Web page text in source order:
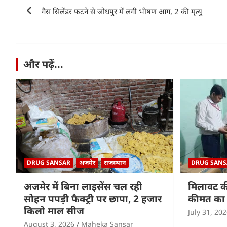
A
p
b
o
dI
navigation
गैस सिलेंडर फटने से जोधपुर में लगी भीषण आग, 2 की मृत्यु
और पढ़ें...
DRUG SANSAR अजमेर राजस्थान
अजमेर में बिना लाइसेंस चल रही
सोहन पपड़ी फैक्ट्री पर छापा, 2 हजार
किलो माल सीज
August 3, 2026 Maheka Sansar
DRUG
मिलावट
कीमत का
July 31,